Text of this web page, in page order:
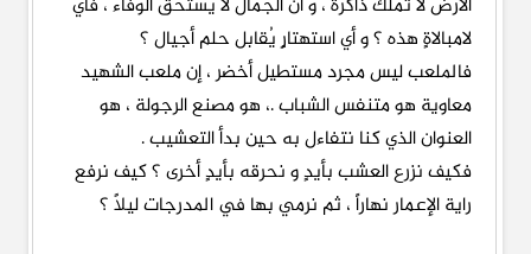
لامبالاةٍ هذه ؟ و أي استهتارٍ يُقابل حلم أجيال ؟
فالملعب ليس مجرد مستطيل أخضر ، إن ملعب الشهيد
معاوية هو متنفس الشباب .، هو مصنع الرجولة ، هو
العنوان الذي كنا نتفاءل به حين بدأ التعشيب .
فكيف نزرع العشب بأيدٍ و نحرقه بأيدٍ أخرى ؟ كيف نرفع
راية الإعمار نهاراً ، ثم نرمي بها في المدرجات ليلاً ؟